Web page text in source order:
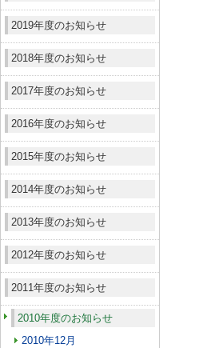
2019年度のお知らせ
2018年度のお知らせ
2017年度のお知らせ
2016年度のお知らせ
2015年度のお知らせ
2014年度のお知らせ
2013年度のお知らせ
2012年度のお知らせ
2011年度のお知らせ
2010年度のお知らせ
2010年12月